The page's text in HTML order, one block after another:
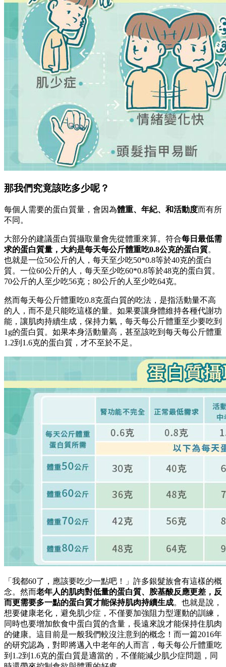
那我們究竟該吃多少呢？
每個人需要的蛋白質量，會因為體重、年紀、和活動度而有所
不同。
大部分的建議蛋白質攝取量會先從體重來算。符合每日最低需
求的蛋白質量，大約是每天每公斤體重吃0.8公克的蛋白質。
也就是一位50公斤的人，每天至少吃50*0.8等於40克的蛋白
質。一位60公斤的人，每天至少吃60*0.8等於48克的蛋白質。
70公斤的人至少吃56克；80公斤的人至少吃64克。
然而每天每公斤體重吃0.8克蛋白質的吃法，是指活動量不高
的人，而不是只能吃這樣的量。如果要讓身體維持各種代謝功
能，讓肌肉持續生成，保持力氣，每天每公斤體重至少要吃到
1g的蛋白質。如果本身活動量高，甚至該吃到每天每公斤體重
1.2到1.6克的蛋白質，才不至於不足。
「我都60了，應該要吃少一點吧！」許多銀髮族會有這樣的概
念。然而老年人的肌肉對低量的蛋白質、胺基酸反應更差，反
而更需要多一點的蛋白質才能保持肌肉持續生成。也就是說，
想要健康老化，避免肌少症，不僅要加強阻力型運動的訓練，
同時也要增加飲食中蛋白質的含量，長遠來說才能保持住肌肉
的健康。這目前是一般我們較沒注意到的概念！而一篇2016年
的研究認為，對即將邁入中老年的人而言，每天每公斤體重吃
到1.2到1.6克的蛋白質是適當的，不僅能減少肌少症問題，同